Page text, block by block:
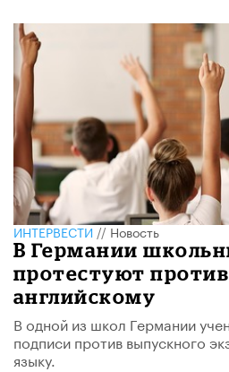
ИНТЕРВЕСТИ//Новость
В Германии
протестуют
английскому
В одной из школ Германии
подписи против выпускного
языку.